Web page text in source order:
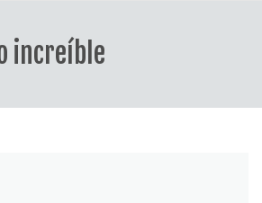
increíble